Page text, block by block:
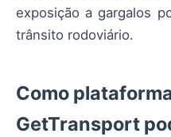
exposição a gargalos
trânsito rodoviário.
Como
GetTransport